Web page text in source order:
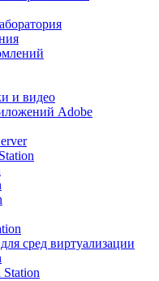
и видео
Adobe
сред виртуализации